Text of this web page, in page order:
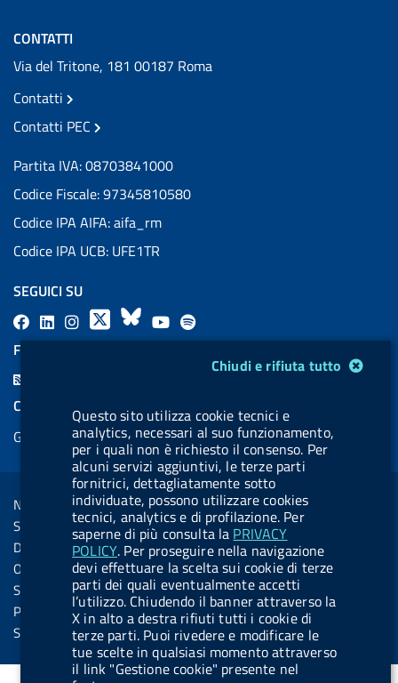
Chiudi e rifiuta tutto
Questo sito utilizza cookie tecnici e
analytics, necessari al suo funzionamento,
per i quali non è richiesto il consenso. Per
alcuni servizi aggiuntivi, le terze parti
fornitrici, dettagliatamente sotto
individuate, possono utilizzare cookies
tecnici, analytics e di profilazione. Per
saperne di più consulta la PRIVACY
POLICY. Per proseguire nella navigazione
devi effettuare la scelta sui cookie di terze
parti dei quali eventualmente accetti
l’utilizzo. Chiudendo il banner attraverso la
X in alto a destra rifiuti tutti i cookie di
terze parti. Puoi rivedere e modificare le
tue scelte in qualsiasi momento attraverso
il link "Gestione cookie" presente nel
CONTATTI
Via del Tritone, 181 00187 Roma
Contatti
Contatti PEC
Partita IVA: 08703841000
Codice Fiscale: 97345810580
Codice IPA AIFA: aifa_rm
Codice IPA UCB: UFE1TR
SEGUICI SU
F
a
L
i
a
l
.
b
u
t
t
o
n
.
i
n
X
B
l
s
k
y
Y
o
u
b
e
l
a
l
.
b
u
t
t
o
n
.
s
p
FEED RSS
COOKIES
Gestione cookie
Sezione Link Utili
Note legali
Social Media Policy
Dichiarazione di accessibilità
Obiettivi di accessibilità
Statistiche sito
Privacy
Servizi Online